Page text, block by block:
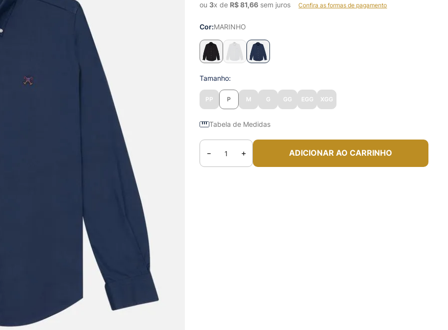
ou 3x de R$ 81,66 sem juros Confira as formas de pagamento
Tamanho
PP P M G GG EGG XGG
Cor MARINHO
Tabela de Medidas
＋
－